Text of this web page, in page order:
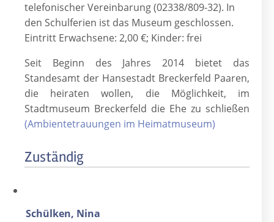
telefonischer Vereinbarung (02338/809-32). In
den Schulferien ist das Museum geschlossen.
Eintritt Erwachsene: 2,00 €; Kinder: frei
Seit Beginn des Jahres 2014 bietet das
Standesamt der Hansestadt Breckerfeld Paaren,
die heiraten wollen, die Möglichkeit, im
Stadtmuseum Breckerfeld die Ehe zu schließen
(Ambientetrauungen im Heimatmuseum)
Zuständig
Schülken, Nina